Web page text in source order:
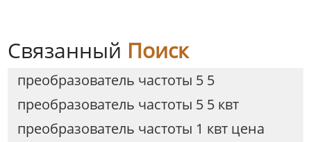
Связанный Поиск
преобразователь частоты 5 5
преобразователь частоты 5 5 квт
преобразователь частоты 1 квт цена